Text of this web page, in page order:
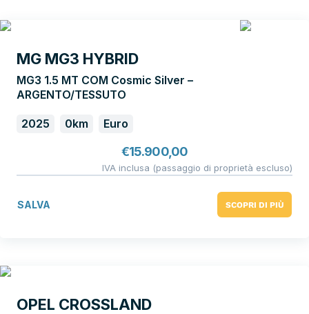
MG MG3 HYBRID
MG3 1.5 MT COM Cosmic Silver –
ARGENTO/TESSUTO
2025 0km Euro
€15.900,00
IVA inclusa (passaggio di proprietà escluso)
SALVA SCOPRI DI PIÙ
OPEL CROSSLAND